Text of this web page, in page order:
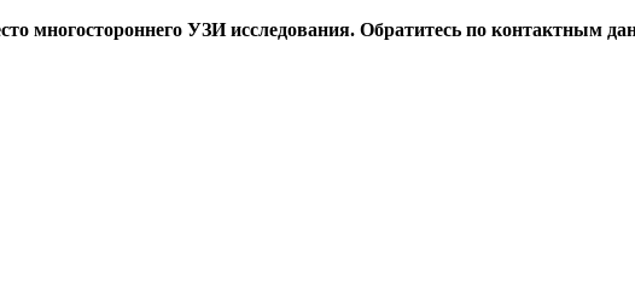
многостороннего УЗИ исследования. Обратитесь по контактным